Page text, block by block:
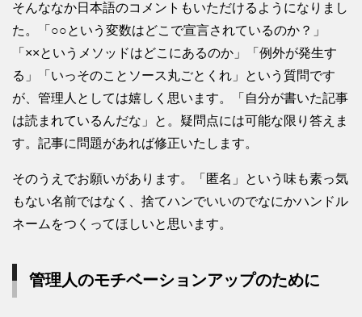
そんななか日本語のコメントもいただけるようになりまし
た。「○○という変数はどこで宣言されているのか？」
「××というメソッドはどこにあるのか」「例外が発生す
る」「いっそのことソース丸ごとくれ」という質問です
が、管理人としては嬉しく思います。「自分が書いた記事
は読まれているんだな」と。疑問点には可能な限り答えま
す。記事に問題があれば修正いたします。
そのうえでお願いがあります。「匿名」という味も素っ気
もない名前ではなく、捨てハンでいいのでなにかハンドル
ネームをつくってほしいと思います。
管理人のモチベーションアップのために